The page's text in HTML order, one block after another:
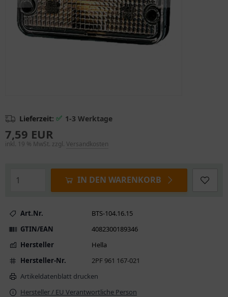
Lieferzeit: ✅ 1-3 Werktage
7,59 EUR
inkl. 19 % MwSt. zzgl. Versandkosten
IN DEN WARENKORB
Art.Nr.
BTS-104.16.15
GTIN/EAN
4082300189346
Hersteller
Hella
Hersteller-Nr.
2PF 961 167-021
Artikeldatenblatt drucken
Hersteller / EU Verantwortliche Person